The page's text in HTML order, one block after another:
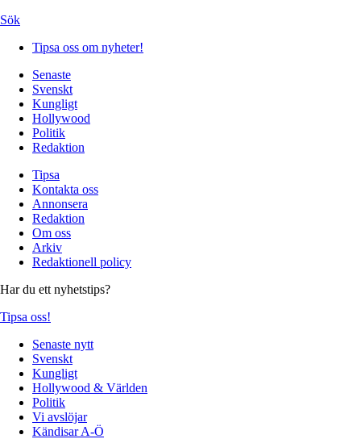
Sök
Tipsa oss om nyheter!
Senaste
Svenskt
Kungligt
Hollywood
Politik
Redaktion
Tipsa
Kontakta oss
Annonsera
Redaktion
Om oss
Arkiv
Redaktionell policy
Har du ett nyhetstips?
Tipsa oss!
Senaste nytt
Svenskt
Kungligt
Hollywood & Världen
Politik
Vi avslöjar
Kändisar A-Ö